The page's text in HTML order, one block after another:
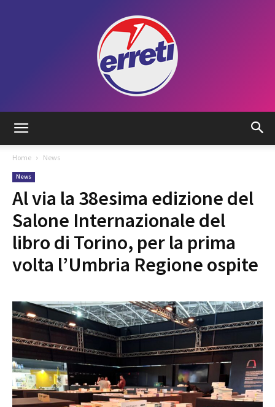
Home News
News
Al via la 38esima edizione del
Salone Internazionale del
libro di Torino, per la prima
volta l’Umbria Regione ospite